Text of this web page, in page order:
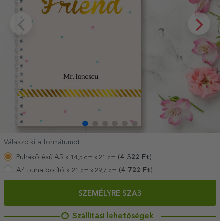
Válaszd ki a formátumot
Puhakötésű A5 » 14,5 cm x 21 cm (4 322 Ft )
A4 puha borító » 21 cm x 29,7 cm (4 722 Ft)
SZEMÉLYRE SZAB
Szállítási lehetőségek